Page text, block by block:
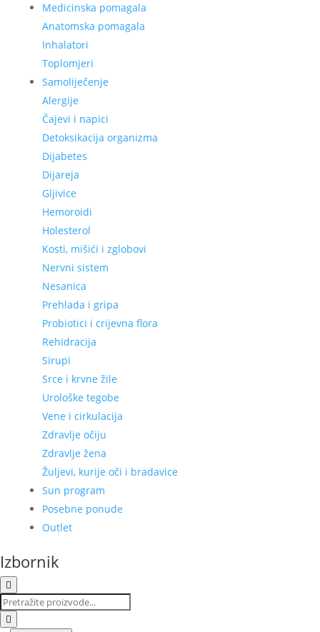
Medicinska pomagala
Anatomska pomagala
Inhalatori
Toplomjeri
Samoliječenje
Alergije
Čajevi i napici
Detoksikacija organizma
Dijabetes
Dijareja
Gljivice
Hemoroidi
Holesterol
Kosti, mišići i zglobovi
Nervni sistem
Nesanica
Prehlada i gripa
Probiotici i crijevna flora
Rehidracija
Sirupi
Srce i krvne žile
Urološke tegobe
Vene i cirkulacija
Zdravlje očiju
Zdravlje žena
Žuljevi, kurije oči i bradavice
Sun program
Posebne ponude
Outlet
Izbornik